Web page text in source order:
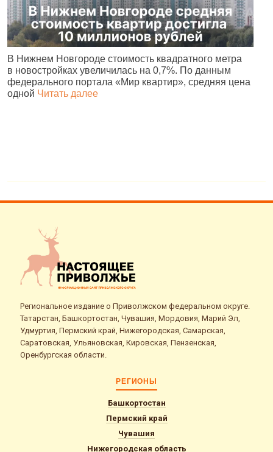
В Нижнем Новгороде стоимость квадратного метра
в новостройках увеличилась на 0,7%. По данным
федерального портала «Мир квартир», средняя цена
одной Читать далее
Региональное издание о Приволжском федеральном округе.
Татарстан, Башкортостан, Чувашия, Мордовия, Марий Эл,
Удмуртия, Пермский край, Нижегородская, Самарская,
Саратовская, Ульяновская, Кировская, Пензенская,
Оренбургская области.
РЕГИОНЫ
Башкортостан
Пермский край
Чувашия
Нижегородская область